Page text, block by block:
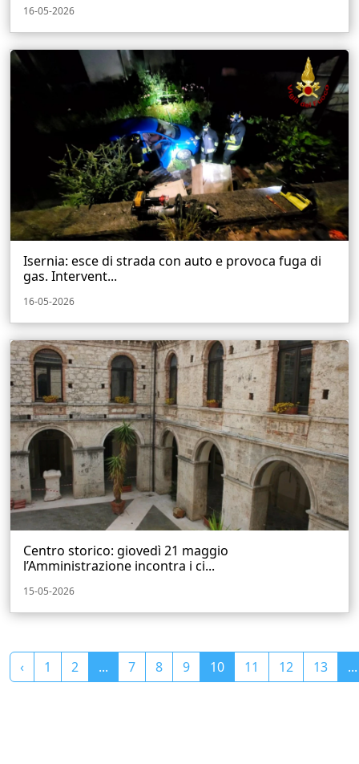
16-05-2026
Isernia: esce di strada con auto e provoca fuga di
gas. Intervent...
16-05-2026
Centro storico: giovedì 21 maggio
l’Amministrazione incontra i ci...
15-05-2026
‹ 1 2 ... 7 8 9 10 11 12 13 ...